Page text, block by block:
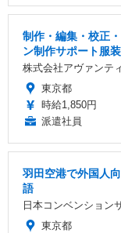
制作・編集・校正
ン制作サポート服
株式会社アヴァンテ
東京都
時給1,850円
派遣社員
羽田空港で外国人
語
日本コンベンション
東京都